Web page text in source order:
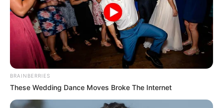
BRAINBERRIES
These Wedding Dance Moves Broke The Internet